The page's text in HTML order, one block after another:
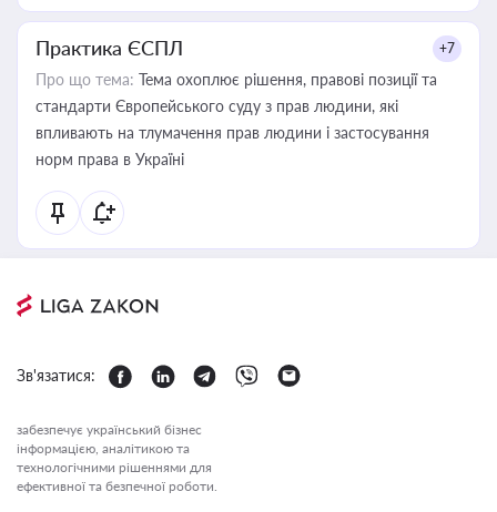
Практика ЄСПЛ +7
Про що тема: Тема охоплює рішення, правові позиції та
стандарти Європейського суду з прав людини, які
впливають на тлумачення прав людини і застосування
норм права в Україні
Зв'язатися:
забезпечує український бізнес
інформацією, аналітикою та
технологічними рішеннями для
ефективної та безпечної роботи.